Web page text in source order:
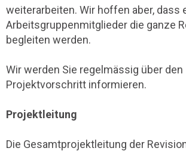
weiterarbeiten. Wir hoffen aber, dass
Arbeitsgruppenmitglieder die ganze
begleiten werden.
Wir werden Sie regelmässig über den
Projektvorschritt informieren.
Projektleitung
Die Gesamtprojektleitung der